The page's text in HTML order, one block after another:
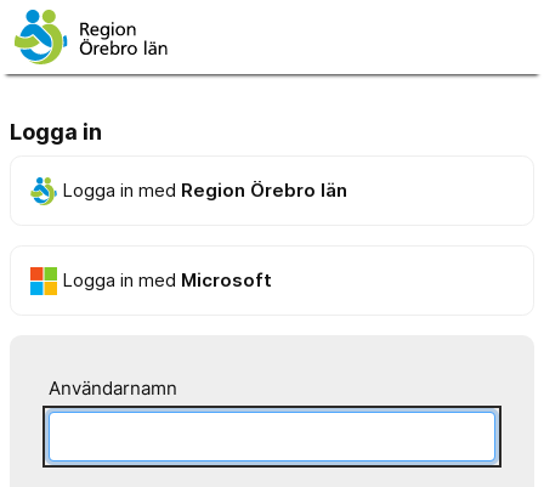
Logga in
Logga in med Region Örebro län
Logga in med Microsoft
Användarnamn